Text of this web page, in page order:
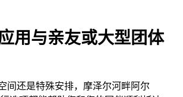
用与亲友或大型团体
间还是特殊安排，摩泽尔河畔阿尔